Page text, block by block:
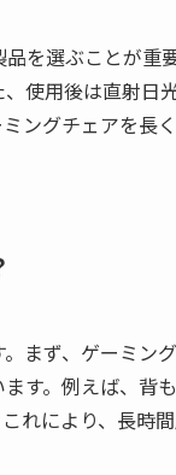
を選ぶことが重
使用後は直射日
ングチェアを長
まず、ゲーミン
す。例えば、背
れにより、長時